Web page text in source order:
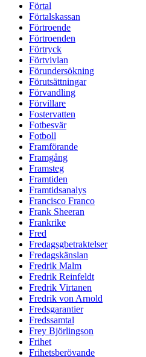
Förtal
Förtalskassan
Förtroende
Förtroenden
Förtryck
Förtvivlan
Förundersökning
Förutsättningar
Förvandling
Förvillare
Fostervatten
Fotbesvär
Fotboll
Framförande
Framgång
Framsteg
Framtiden
Framtidsanalys
Francisco Franco
Frank Sheeran
Frankrike
Fred
Fredagsgbetraktelser
Fredagskänslan
Fredrik Malm
Fredrik Reinfeldt
Fredrik Virtanen
Fredrik von Arnold
Fredsgarantier
Fredssamtal
Frey Björlingson
Frihet
Frihetsberövande